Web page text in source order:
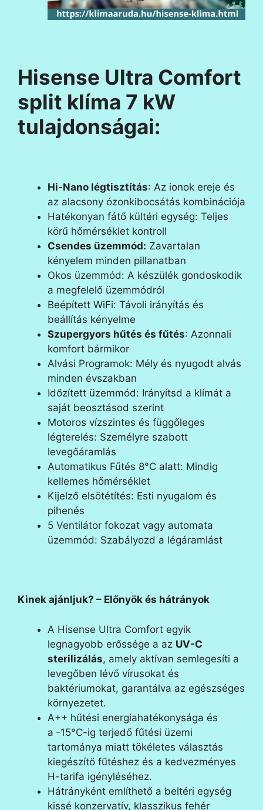
Hisense Ultra Comfort
split klíma 7 kW
tulajdonságai:
Hi-Nano légtisztítás: Az ionok ereje és
az alacsony ózonkibocsátás kombinációja
Hatékonyan fátő kültéri egység: Teljes
körű hőmérséklet kontroll
Csendes üzemmód: Zavartalan
kényelem minden pillanatban
Okos üzemmód: A készülék gondoskodik
a megfelelő üzemmódról
Beépített WiFi: Távoli irányítás és
beállítás kényelme
Szupergyors hűtés és fűtés: Azonnali
komfort bármikor
Alvási Programok: Mély és nyugodt alvás
minden évszakban
Időzített üzemmód: Irányítsd a klímát a
saját beosztásod szerint
Motoros vízszintes és függőleges
légterelés: Személyre szabott
levegőáramlás
Automatikus Fűtés 8°C alatt: Mindig
kellemes hőmérséklet
Kijelző elsötétítés: Esti nyugalom és
pihenés
5 Ventilátor fokozat vagy automata
üzemmód: Szabályozd a légáramlást
Kinek ajánljuk? – Előnyök és hátrányok
A Hisense Ultra Comfort egyik
legnagyobb erőssége a az UV-C
sterilizálás, amely aktívan semlegesíti a
levegőben lévő vírusokat és
baktériumokat, garantálva az egészséges
környezetet.
A++ hűtési energiahatékonysága és
a -15°C-ig terjedő fűtési üzemi
tartománya miatt tökéletes választás
kiegészítő fűtéshez és a kedvezményes
H-tarifa igényléséhez.
Hátrányként említhető a beltéri egység
kissé konzervatív, klasszikus fehér